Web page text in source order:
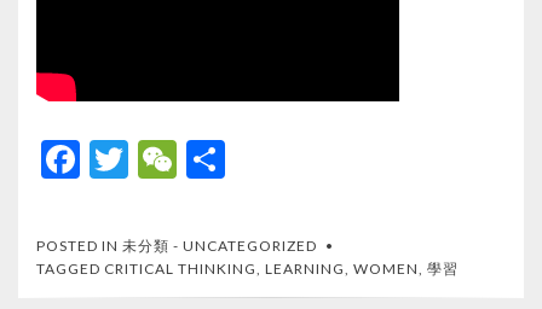
F
e
b
T
itt
er
W
C
h
ar
e
POSTED IN 未分類 - UNCATEGORIZED
TAGGED CRITICAL THINKING, LEARNING, WOMEN, 學習